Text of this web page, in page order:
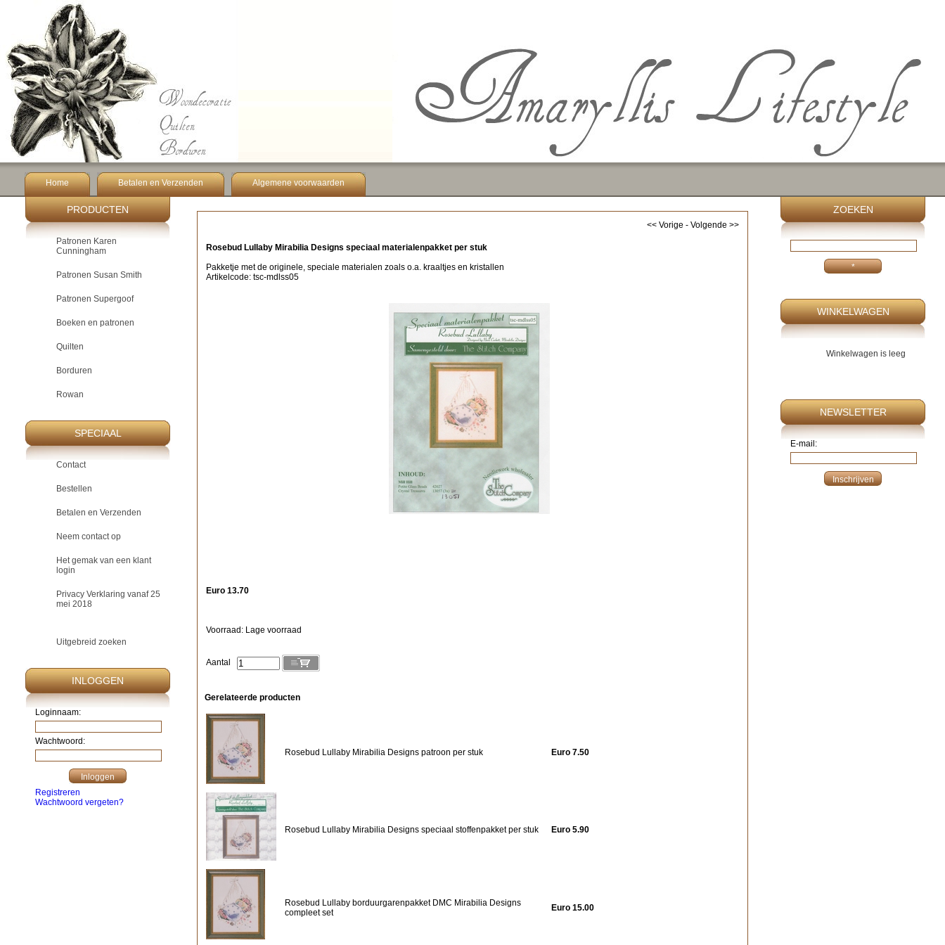
Home Betalen en Verzenden Algemene voorwaarden
PRODUCTEN
Patronen Karen
Cunningham
Patronen Susan Smith
Patronen Supergoof
Boeken en patronen
Quilten
Borduren
Rowan
SPECIAAL
Contact
Bestellen
Betalen en Verzenden
Neem contact op
Het gemak van een klant
login
Privacy Verklaring vanaf 25
mei 2018
Uitgebreid zoeken
INLOGGEN
Loginnaam:
Wachtwoord:
Registreren
Wachtwoord vergeten?
ZOEKEN
WINKELWAGEN
Winkelwagen is leeg
NEWSLETTER
E-mail:
<< Vorige - Volgende >>
Rosebud Lullaby Mirabilia Designs speciaal materialenpakket per stuk
Pakketje met de originele, speciale materialen zoals o.a. kraaltjes en kristallen
Artikelcode: tsc-mdlss05
Euro 13.70
Voorraad: Lage voorraad
Aantal
Gerelateerde producten
Rosebud Lullaby Mirabilia Designs patroon per stuk Euro 7.50
Rosebud Lullaby Mirabilia Designs speciaal stoffenpakket per stuk Euro 5.90
Rosebud Lullaby borduurgarenpakket DMC Mirabilia Designs
compleet set
Euro 15.00